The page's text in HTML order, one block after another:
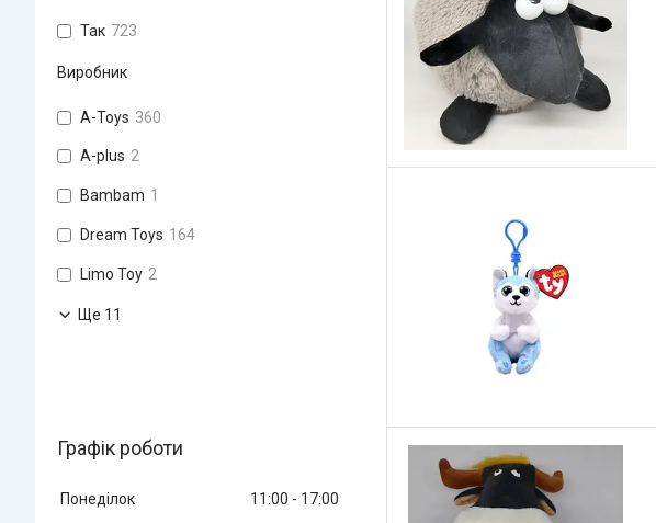
Так 723
Виробник
A-Toys 360
A-plus 2
Bambam 1
Dream Toys 164
Limo Toy 2
Ще 11
Графік роботи
Понеділок 11:00
17:00